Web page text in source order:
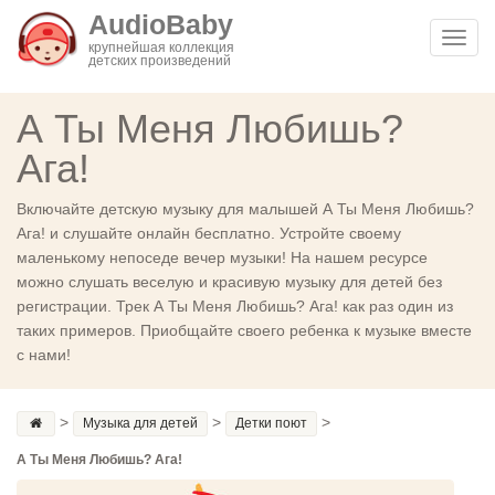
AudioBaby
крупнейшая коллекция
детских произведений
А Ты Меня Любишь?
Ага!
Включайте детскую музыку для малышей А Ты Меня Любишь?
Ага! и слушайте онлайн бесплатно. Устройте своему
маленькому непоседе вечер музыки! На нашем ресурсе
можно слушать веселую и красивую музыку для детей без
регистрации. Трек А Ты Меня Любишь? Ага! как раз один из
таких примеров. Приобщайте своего ребенка к музыке вместе
с нами!
> Музыка для детей > Детки поют >
А Ты Меня Любишь? Ага!